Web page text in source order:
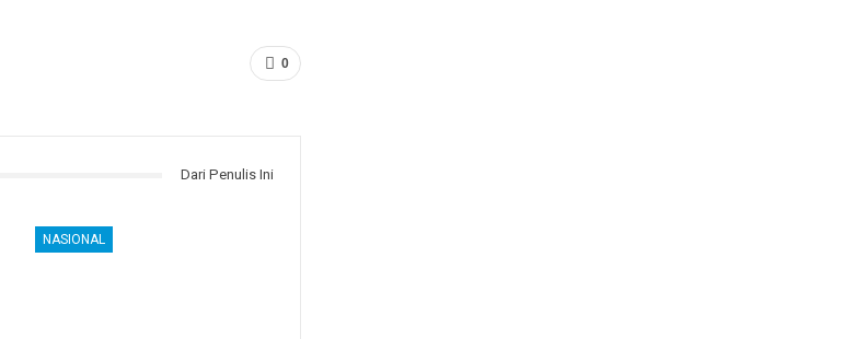
0
Dari Penulis Ini
NASIONAL